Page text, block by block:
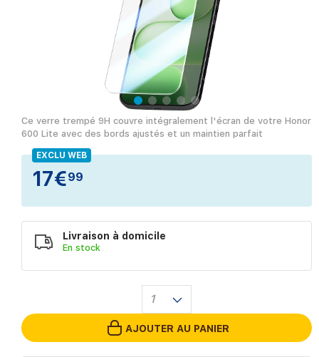
Ce verre trempé 9H couvre intégralement l'écran de votre Honor
600 Lite avec des bords ajustés et un maintien parfait
EXCLU WEB
17€99
1
AJOUTER AU PANIER
Livraison à domicile
En stock